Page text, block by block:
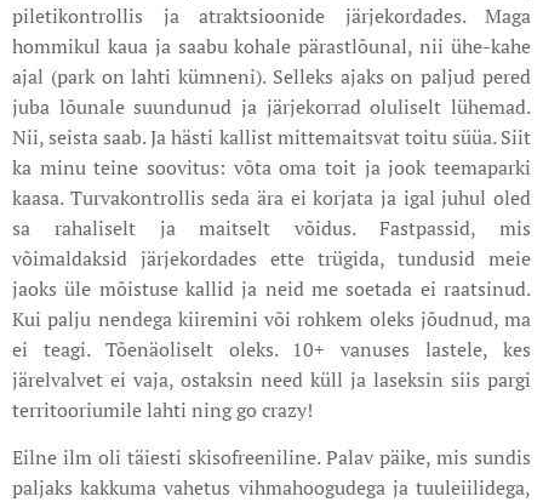
piletikontrollis ja atraktsioonide järjekordades. Maga
hommikul kaua ja saabu kohale pärastlõunal, nii ühe-kahe
ajal (park on lahti kümneni). Selleks ajaks on paljud pered
juba lõunale suundunud ja järjekorrad oluliselt lühemad.
Nii, seista saab. Ja hästi kallist mittemaitsvat toitu süüa. Siit
ka minu teine soovitus: võta oma toit ja jook teemaparki
kaasa. Turvakontrollis seda ära ei korjata ja igal juhul oled
sa rahaliselt ja maitselt võidus. Fastpassid, mis
võimaldaksid järjekordades ette trügida, tundusid meie
jaoks üle mõistuse kallid ja neid me soetada ei raatsinud.
Kui palju nendega kiiremini või rohkem oleks jõudnud, ma
ei teagi. Tõenäoliselt oleks. 10+ vanuses lastele, kes
järelvalvet ei vaja, ostaksin need küll ja laseksin siis pargi
territooriumile lahti ning go crazy!
Eilne ilm oli täiesti skisofreeniline. Palav päike, mis sundis
paljaks kakkuma vahetus vihmahoogudega ja tuuleiilidega,